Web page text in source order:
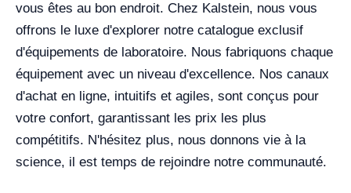
vous êtes au bon endroit. Chez Kalstein, nous vous
offrons le luxe d'explorer notre catalogue exclusif
d'équipements de laboratoire. Nous fabriquons chaque
équipement avec un niveau d'excellence. Nos canaux
d'achat en ligne, intuitifs et agiles, sont conçus pour
votre confort, garantissant les prix les plus
compétitifs. N'hésitez plus, nous donnons vie à la
science, il est temps de rejoindre notre communauté.